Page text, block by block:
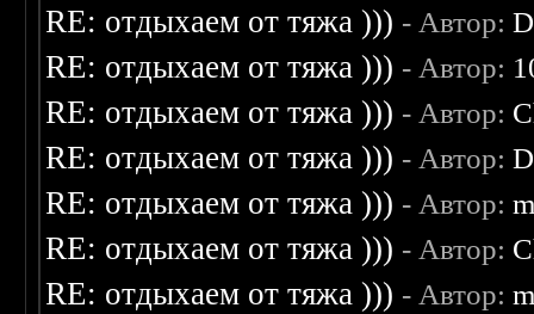
RE: отдыхаем от тяжа ))) - Автор:
RE: отдыхаем от тяжа ))) - Автор:
RE: отдыхаем от тяжа ))) - Автор:
RE: отдыхаем от тяжа ))) - Автор:
RE: отдыхаем от тяжа ))) - Автор:
RE: отдыхаем от тяжа ))) - Автор:
RE: отдыхаем от тяжа ))) - Автор: